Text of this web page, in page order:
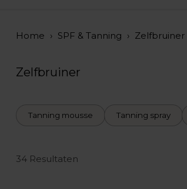
Home › SPF & Tanning › Zelfbruiner
Zelfbruiner
Tanning mousse Tanning spray
34 Resultaten